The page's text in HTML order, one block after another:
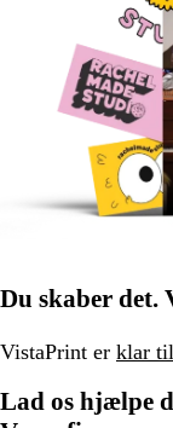
Du skaber det.
VistaPrint er klar
Lad os hjælpe